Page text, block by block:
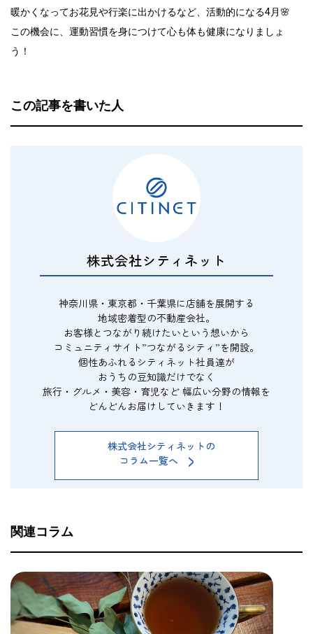
暖かくなってお花見や行楽に出かけるなど、活動的になる4月🌸
この機会に、運動習慣を身につけて心も体も健康になりましょ
う！
この記事を書いた人
株式会社シティネット
神奈川県・東京都・千葉県に店舗を展開する
地域密着型の不動産会社。
お客様とつながり続けたいという想いから
コミュニティサイト”つながるシティ”を開設。
個性あふれるシティネット社員達が
おうちの豆知識だけでなく
旅行・グルメ・美容・育児など 幅広い分野の情報を
どんどんお届けしていきます！
株式会社シティネットの
コラム一覧へ >
関連コラム